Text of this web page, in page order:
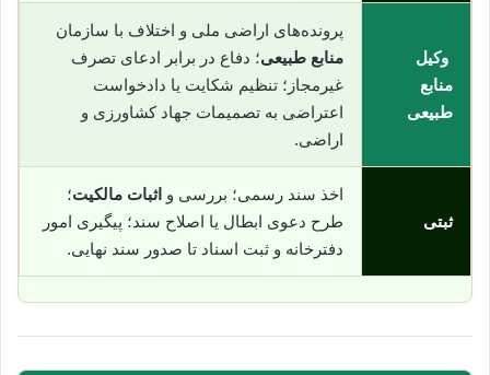
وکیل
منابع
طبیعی
پرونده‌های اراضی ملی و اختلاف با سازمان
منابع طبیعی؛ دفاع در برابر ادعای تصرف
غیرمجاز؛ تنظیم شکایت یا دادخواست
اعتراضی به تصمیمات جهاد کشاورزی و
اراضی.
ثبتی
اخذ سند رسمی؛ بررسی و اثبات مالکیت؛
طرح دعوی ابطال یا اصلاح سند؛ پیگیری امور
دفترخانه و ثبت اسناد تا صدور سند نهایی.